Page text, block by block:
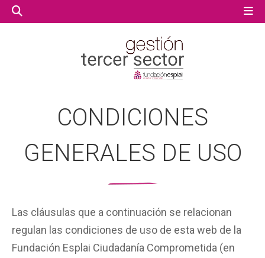
CONDICIONES
GENERALES DE USO
Las cláusulas que a continuación se relacionan
regulan las condiciones de uso de esta web de la
Fundación Esplai Ciudadanía Comprometida (en
GESTIÓN TERCER SECTOR
CONECTA IA
VOLUNTARIADO.NET
GESTIÓN TERCER SECTOR
CONECTA IA
VOLUNTARIADO.NET